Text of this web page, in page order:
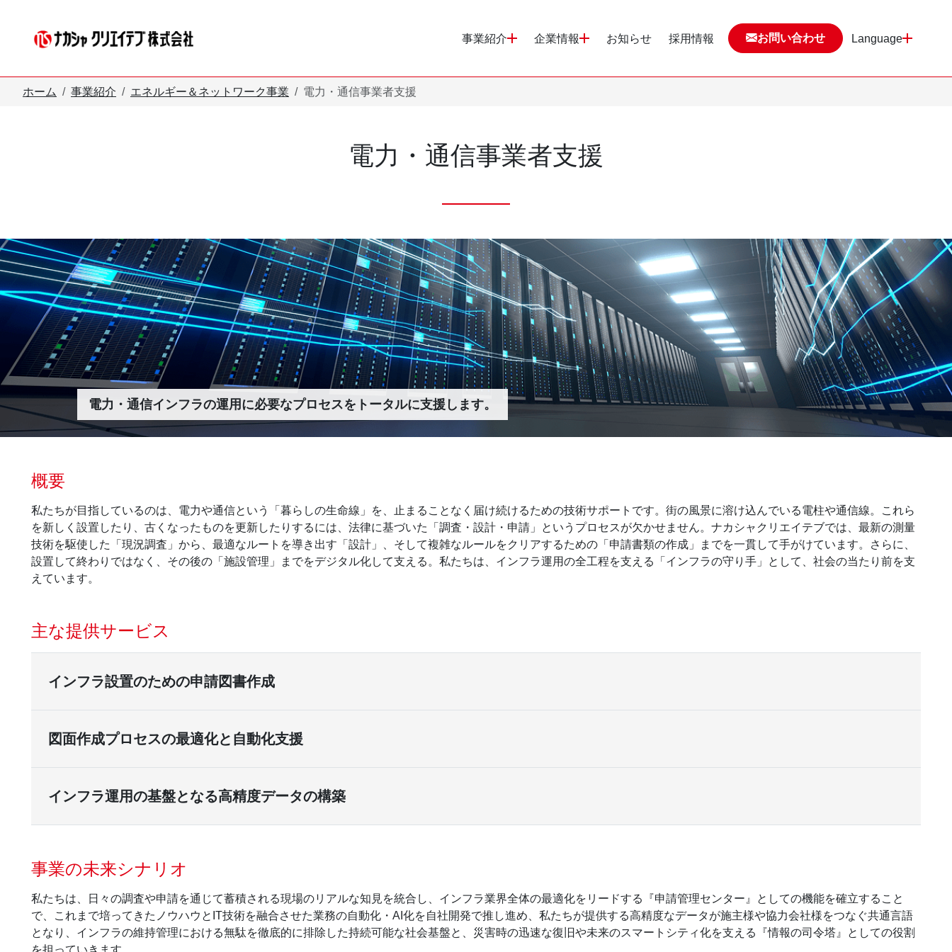
事業紹介 企業情報 お知らせ 採用情報 お問い合わせ Language
ホーム 事業紹介 エネルギー＆ネットワーク事業 電力・通信事業者支援
電力・通信事業者支援
電力・通信インフラの運用に必要なプロセスをトータルに支援します。
概要
私たちが目指しているのは、電力や通信という「暮らしの生命線」を、止まることなく届け続けるための技術サポートです。街の風景に溶け込んでいる電柱や通信線。これら
を新しく設置したり、古くなったものを更新したりするには、法律に基づいた「調査・設計・申請」というプロセスが欠かせません。ナカシャクリエイテブでは、最新の測量
技術を駆使した「現況調査」から、最適なルートを導き出す「設計」、そして複雑なルールをクリアするための「申請書類の作成」までを一貫して手がけています。さらに、
設置して終わりではなく、その後の「施設管理」までをデジタル化して支える。私たちは、インフラ運用の全工程を支える「インフラの守り手」として、社会の当たり前を支
えています。
主な提供サービス
インフラ設置のための申請図書作成
図面作成プロセスの最適化と自動化支援
インフラ運用の基盤となる高精度データの構築
事業の未来シナリオ
私たちは、日々の調査や申請を通じて蓄積される現場のリアルな知見を統合し、インフラ業界全体の最適化をリードする『申請管理センター』としての機能を確立すること
で、これまで培ってきたノウハウとIT技術を融合させた業務の自動化・AI化を自社開発で推し進め、私たちが提供する高精度なデータが施主様や協力会社様をつなぐ共通言語
となり、インフラの維持管理における無駄を徹底的に排除した持続可能な社会基盤と、災害時の迅速な復旧や未来のスマートシティ化を支える『情報の司令塔』としての役割